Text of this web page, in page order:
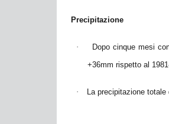
Precipitazione
·
Dopo cinque mesi
+36mm rispetto al
· La precipitazione